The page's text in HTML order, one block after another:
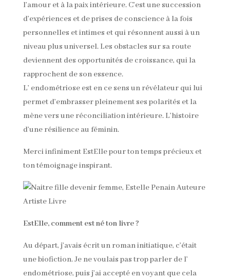
l’amour et à la paix intérieure. C’est une succession
d’expériences et de prises de conscience à la fois
personnelles et intimes et qui résonnent aussi à un
niveau plus universel. Les obstacles sur sa route
deviennent des opportunités de croissance, qui la
rapprochent de son essence.
L’ endométriose est en ce sens un révélateur qui lui
permet d’embrasser pleinement ses polarités et la
mène vers une réconciliation intérieure. L’histoire
d’une résilience au féminin.
Merci infiniment EstElle pour ton temps précieux et
ton témoignage inspirant.
EstElle, comment est né ton livre ?
Au départ, j’avais écrit un roman initiatique, c’était
une biofiction. Je ne voulais pas trop parler de l’
endométriose, puis j’ai accepté en voyant que cela